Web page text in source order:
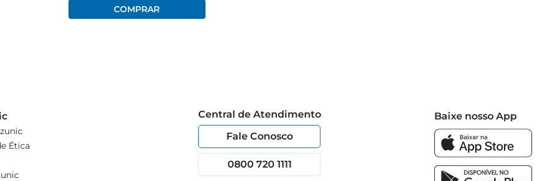
Ética
Central de Atendimento
Fale Conosco
0800 720 1111
Baixe nosso App